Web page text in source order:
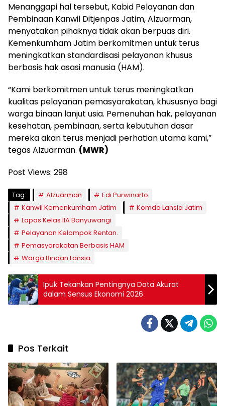
Menanggapi hal tersebut, Kabid Pelayanan dan
Pembinaan Kanwil Ditjenpas Jatim, Alzuarman,
menyatakan pihaknya tidak akan berpuas diri.
Kemenkumham Jatim berkomitmen untuk terus
meningkatkan standardisasi pelayanan khusus
berbasis hak asasi manusia (HAM).
“Kami berkomitmen untuk terus meningkatkan
kualitas pelayanan pemasyarakatan, khususnya bagi
warga binaan lanjut usia. Pemenuhan hak, pelayanan
kesehatan, pembinaan, serta kebutuhan dasar
mereka akan terus menjadi perhatian utama kami,”
tegas Alzuarman. (MWR)
Post Views: 298
Tag: Alzuarman
Edi Purwinarto
Kanwil Kemenkumham Jatim
Komda Lansia Jatim
Lapas Kelas IIA Banyuwangi
Pelayanan Kelompok Rentan.
Pemasyarakatan Berbasis HAM
Warga Binaan Lansia
Ipuk Tekankan Pentingnya Data Akurat
dalam Sensus Ekonomi 2026
Pos Terkait